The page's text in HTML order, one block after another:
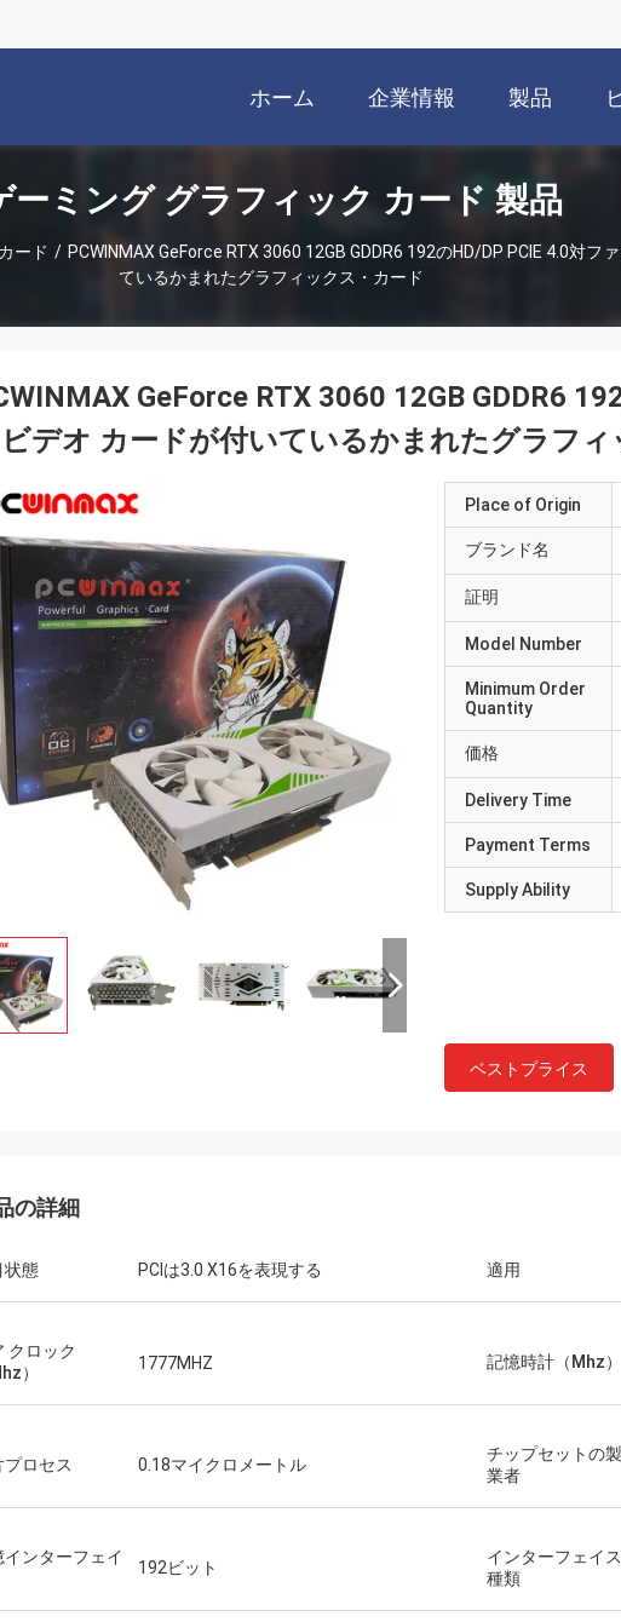
ホーム 企業情報 製品
ーミング グラフィック カード 製品
ード / PCWINMAX GeForce RTX 3060 12GB GDDR6 192のHD/DP PCIE 4.0対フ
ているかまれたグラフィックス・カード
ています！
GeForce RTX 3060 12GB GDDR6
デオ カードが付いているかまれたグラフィ
Place of Origin
ブランド名
証明
Model Number
Minimum Order
Quantity
価格
Delivery Time
Payment Terms
Supply Ability
ベストプライス
の詳細
状態 PCIは3.0 X16を表現する 適用
クロック
）
1777MHZ 記憶時計（Mhz）
プロセス 0.18マイクロメートル
チップセットの
業者
インターフェイ
192ビット
インターフェイ
種類